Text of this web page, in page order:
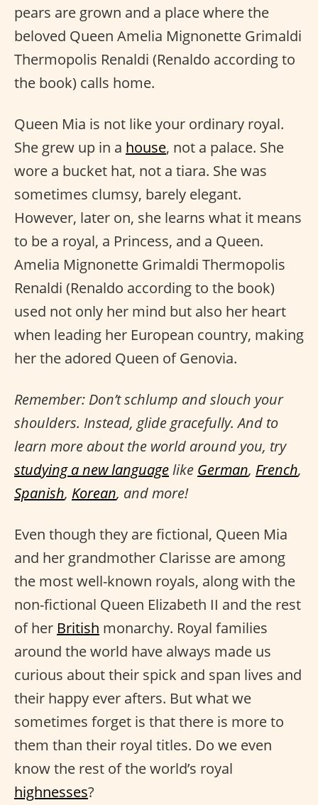
pears are grown and a place where the
beloved Queen Amelia Mignonette Grimaldi
Thermopolis Renaldi (Renaldo according to
the book) calls home.
Queen Mia is not like your ordinary royal.
She grew up in a house, not a palace. She
wore a bucket hat, not a tiara. She was
sometimes clumsy, barely elegant.
However, later on, she learns what it means
to be a royal, a Princess, and a Queen.
Amelia Mignonette Grimaldi Thermopolis
Renaldi (Renaldo according to the book)
used not only her mind but also her heart
when leading her European country, making
her the adored Queen of Genovia.
Remember: Don’t schlump and slouch your
shoulders. Instead, glide gracefully. And to
learn more about the world around you, try
studying a new languagelike German, French,
Spanish, Korean, and more!
Even though they are fictional, Queen Mia
and her grandmother Clarisse are among
the most well-known royals, along with the
non-fictional Queen Elizabeth II and the rest
of her British monarchy. Royal families
around the world have always made us
curious about their spick and span lives and
their happy ever afters. But what we
sometimes forget is that there is more to
them than their royal titles. Do we even
know the rest of the world’s royal
highnesses?